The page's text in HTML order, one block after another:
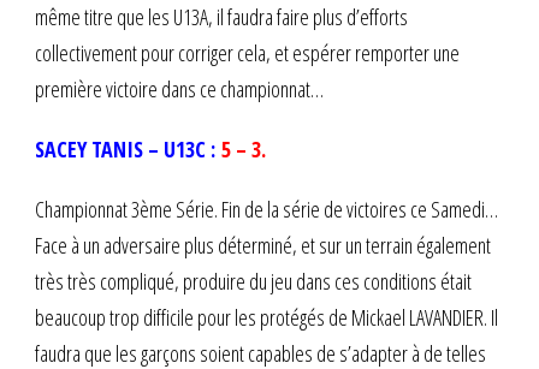
même titre que les U13A, il faudra faire plus d’efforts
collectivement pour corriger cela, et espérer remporter une
première victoire dans ce championnat…
SACEY TANIS – U13C : 5 – 3.
Championnat 3ème Série. Fin de la série de victoires ce Samedi…
Face à un adversaire plus déterminé, et sur un terrain également
très très compliqué, produire du jeu dans ces conditions était
beaucoup trop difficile pour les protégés de Mickael LAVANDIER. Il
faudra que les garçons soient capables de s’adapter à de telles